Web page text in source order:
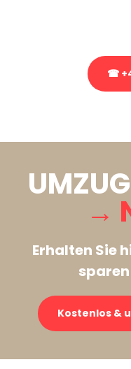
☎
→
Erhalten Sie
Kostenlos &